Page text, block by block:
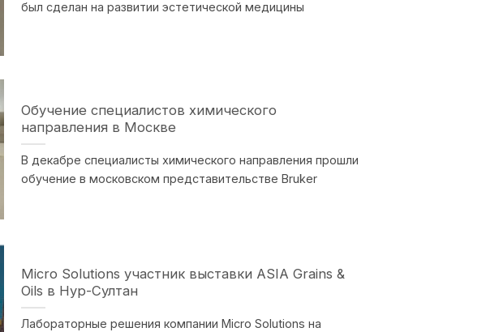
был сделан на развитии эстетической медицины
Обучение специалистов химического
направления в Москве
В декабре специалисты химического направления прошли
обучение в московском представительстве Bruker
Micro Solutions участник выставки ASIA Grains &
Oils в Нур-Султан
Лабораторные решения компании Miсro Solutions на